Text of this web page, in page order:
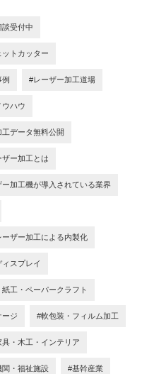
談受付中
トカッター
#レーザー加工道場
ウハウ
データ無料公開
ザー加工とは
ー加工機が導入されている業界
ーザー加工による内製化
スプレイ
紙工・ペーパークラフト
ージ #軟包装・フィルム加工
具・木工・インテリア
・福祉施設 #基幹産業